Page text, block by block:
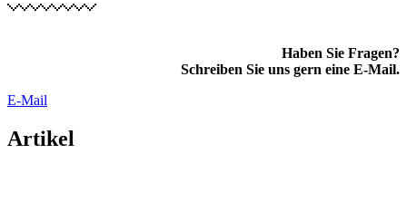
Haben Sie Fragen?
Schreiben Sie uns gern eine E-Mail.
E-Mail
Artikel